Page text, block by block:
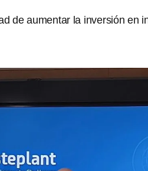
de aumentar la inversión